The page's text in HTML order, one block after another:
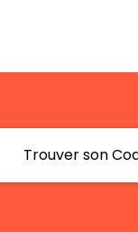
Trouver son